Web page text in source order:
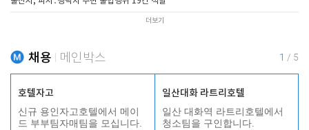
더보기
채용 메인박스 1 / 5
호텔자고
신규 용인자고호텔에서 메이
드 부부팀자매팀을 모십니다.
일산대화 라트리호텔
일산 대화역 라트리호텔에서
청소팀을 구인합니다.